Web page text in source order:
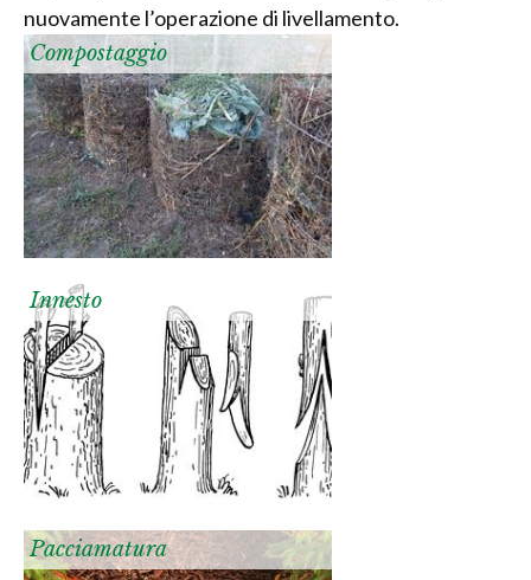
nuovamente l’operazione di livellamento.
Compostaggio
Innesto
Pacciamatura